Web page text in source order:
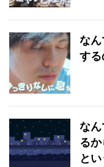
なん
す
な
る
と